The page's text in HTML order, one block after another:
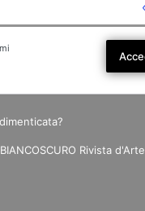
Rivista d'Arte